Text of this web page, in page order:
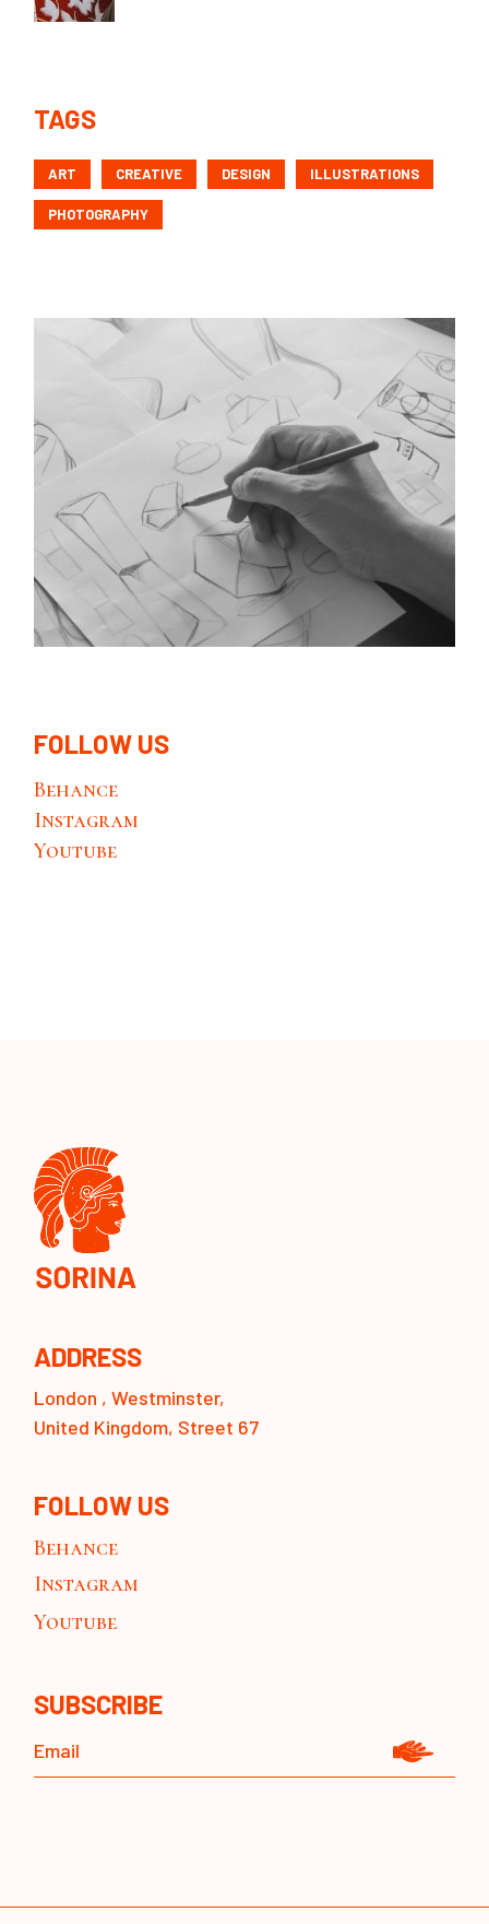
TAGS
ART CREATIVE DESIGN ILLUSTRATIONS
PHOTOGRAPHY
FOLLOW US
Behance
Instagram
Youtube
ADDRESS
London , Westminster,
United Kingdom, Street 67
FOLLOW US
Behance
Instagram
Youtube
SUBSCRIBE